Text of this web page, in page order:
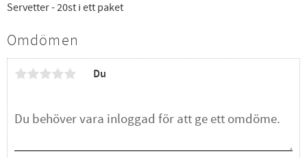
Servetter - 20st i ett paket
Omdömen
Du